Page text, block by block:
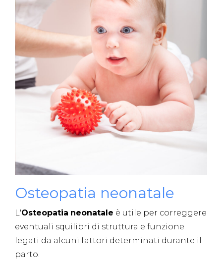
Osteopatia neonatale
L'Osteopatia neonatale è utile per correggere
eventuali squilibri di struttura e funzione
legati da alcuni fattori determinati durante il
parto.